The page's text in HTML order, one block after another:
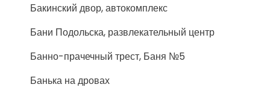
Бакинский двор, автокомплекс
Бани Подольска, развлекательный центр
Банно-прачечный трест, Баня №5
Банька на дровах